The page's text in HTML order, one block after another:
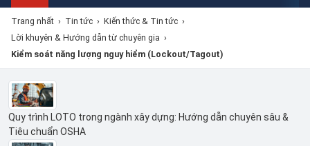
Trang nhất › Tin tức › Kiến thức & Tin tức ›
Lời khuyên & Hướng dẫn từ chuyên gia ›
Kiểm soát năng lượng nguy hiểm (Lockout/Tagout)
Quy trình LOTO trong ngành xây dựng: Hướng dẫn chuyên sâu &
Tiêu chuẩn OSHA